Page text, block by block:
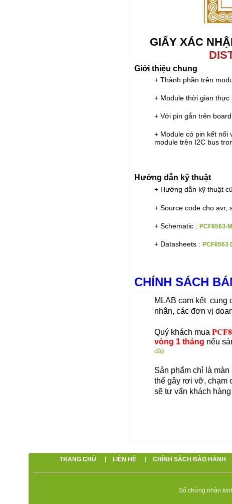
GIẤY XÁC
Giới thiệu chung
+ Thành phần trên
+ Module thời gian thực
+ Với pin gắn trên
+ Module có pin kết nối
module trên I2C bus
Hướng dẫn kỹ thuật
+ Hướng dẫn kỹ thuật
+ Source code cho avr,
+ Schematic : PCF8563-
+ Datasheets : PCF8563
CHÍNH SÁCH
MLAB cam kết cung
nhân, các đơn vị
Quý khách mua
vòng 1 tháng nếu
đây
Sản phẩm chỉ là
thể gây rơi vỡ, chạm
sẽ tư vấn khách
TRANG CHỦ LIÊN HỆ CHÍNH SÁCH BẢO HÀNH
Số chứng nhận